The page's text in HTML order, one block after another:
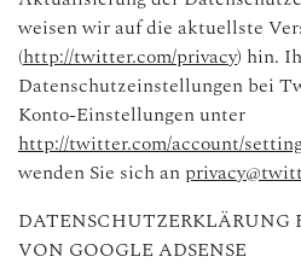
weisen wir auf die aktuellste
(http://twitter.com/privacy) hin.
Datenschutzeinstellungen bei
Konto-Einstellungen unter
http://twitter.com/account/
wenden Sie sich an
VON GOOGLE ADSENSE